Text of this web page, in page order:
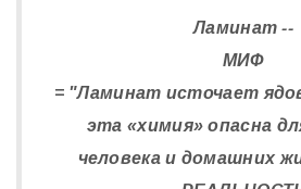
Ламинат --
МИФ
= "Ламинат источает
эта «химия» опасна
человека и домашних